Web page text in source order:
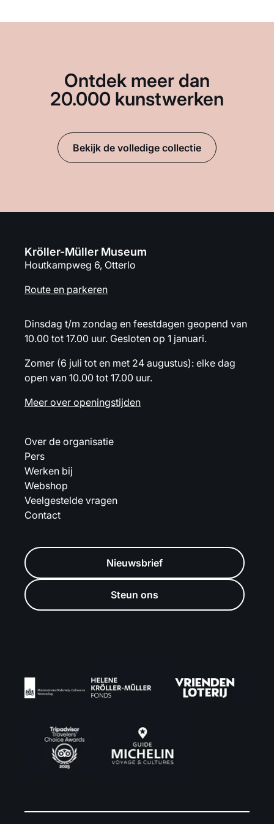
Ontdek meer dan
20.000 kunstwerken
Bekijk de volledige collectie
Kröller-Müller Museum
Houtkampweg 6, Otterlo
Route en parkeren
Dinsdag t/m zondag en feestdagen geopend van
10.00 tot 17.00 uur. Gesloten op 1 januari.
Zomer (6 juli tot en met 24 augustus): elke dag
open van 10.00 tot 17.00 uur.
Meer over openingstijden
Over de organisatie
Pers
Werken bij
Webshop
Veelgestelde vragen
Contact
Nieuwsbrief
Steun ons